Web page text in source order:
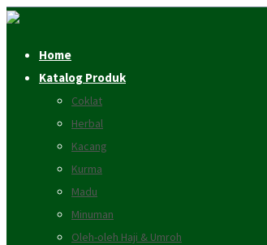
Home
Katalog Produk
Coklat
Herbal
Kacang
Kurma
Madu
Minuman
Oleh-oleh Haji & Umroh